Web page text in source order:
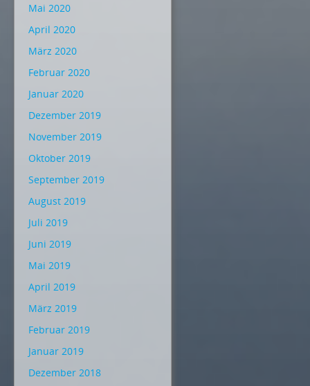
Mai 2020
April 2020
März 2020
Februar 2020
Januar 2020
Dezember 2019
November 2019
Oktober 2019
September 2019
August 2019
Juli 2019
Juni 2019
Mai 2019
April 2019
März 2019
Februar 2019
Januar 2019
Dezember 2018